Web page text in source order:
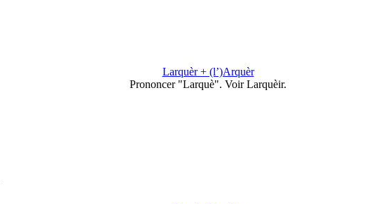
Larquèr + (l’)Arquèr
Prononcer "Larquè". Voir Larquèir.